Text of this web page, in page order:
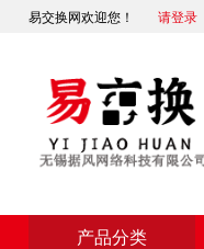
易交换网欢迎您！ 请登录
产品分类